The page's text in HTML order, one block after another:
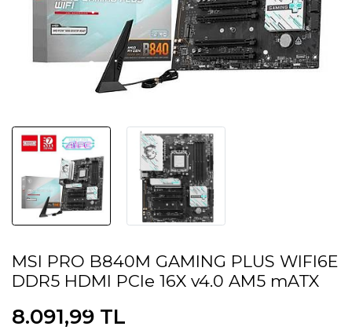
MSI PRO B840M GAMING PLUS WIFI6E
DDR5 HDMI PCIe 16X v4.0 AM5 mATX
8.091,99 TL